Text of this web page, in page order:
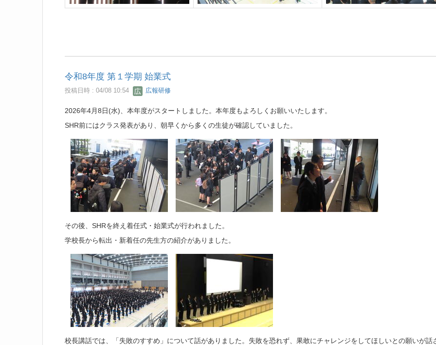
令和8年度 第１学期 始業式
投稿日時 : 04/08 10:54 広報研修
2026年4月8日(水)、本年度がスタートしました。本年度もよろしくお願いいたします。
SHR前にはクラス発表があり、朝早くから多くの生徒が確認していました。
その後、SHRを終え着任式・始業式が行われました。
学校長から転出・新着任の先生方の紹介がありました。
校長講話では、「失敗のすすめ」について話がありました。失敗を恐れず、果敢にチャレンジをしてほしいとの願いが話